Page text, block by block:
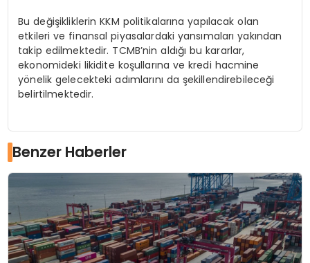
Bu değişikliklerin KKM politikalarına yapılacak olan
etkileri ve finansal piyasalardaki yansımaları yakından
takip edilmektedir. TCMB’nin aldığı bu kararlar,
ekonomideki likidite koşullarına ve kredi hacmine
yönelik gelecekteki adımlarını da şekillendirebileceği
belirtilmektedir.
Benzer Haberler